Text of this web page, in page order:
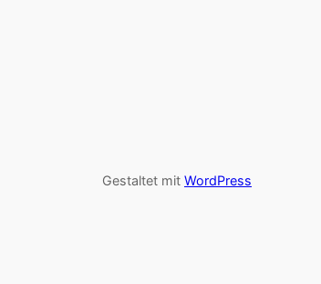
Gestaltet mit WordPress